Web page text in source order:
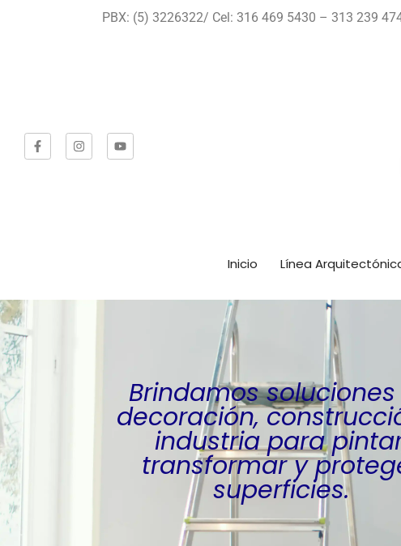
PBX: (5) 3226322/ Cel: 316 469 5430 – 313 239
Inicio Línea
Brindamos
decoración,
industria para
transformar y
superficies.